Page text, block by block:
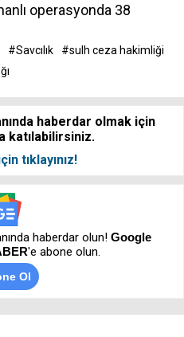
operasyonda 38
#Savcılık
#sulh ceza hakimliği
haberdar olmak için
katılabilirsiniz.
tıklayınız!
haberdar olun! Google
'e abone olun.
Ol